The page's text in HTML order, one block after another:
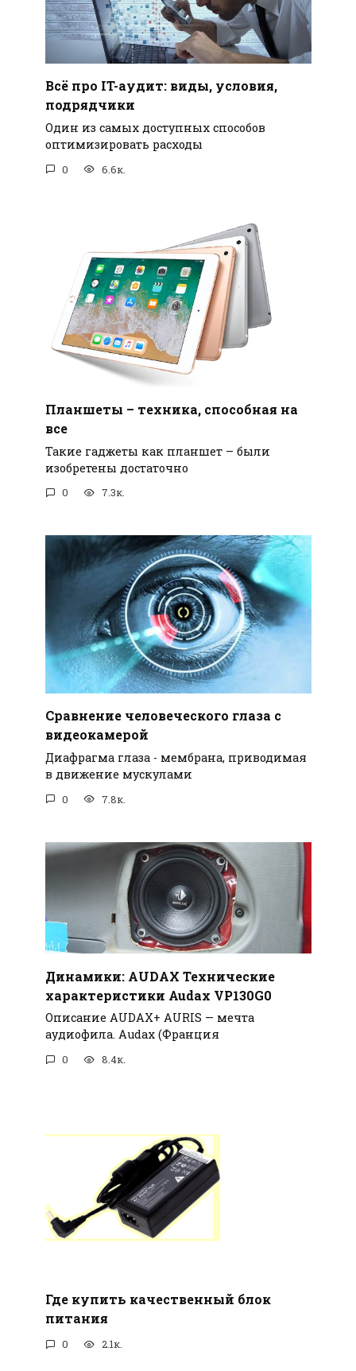
Всё про IT-аудит: виды, условия,
подрядчики
Один из самых доступных способов
оптимизировать расходы
0 6.6к.
Планшеты – техника, способная на
все
Такие гаджеты как планшет – были
изобретены достаточно
0 7.3к.
Сравнение человеческого глаза с
видеокамерой
Диафрагма глаза - мембрана, приводимая
в движение мускулами
0 7.8к.
Динамики: AUDAX Технические
характеристики Audax VP130G0
Описание AUDAX+ AURIS — мечта
аудиофила. Audax (Франция
0 8.4к.
Где купить качественный блок
питания
0 2.1к.